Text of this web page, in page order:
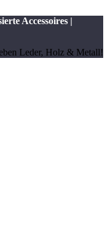
Accessoires |
Leder, Holz & Metall!